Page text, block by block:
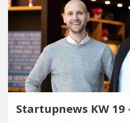
Startupnews KW 19